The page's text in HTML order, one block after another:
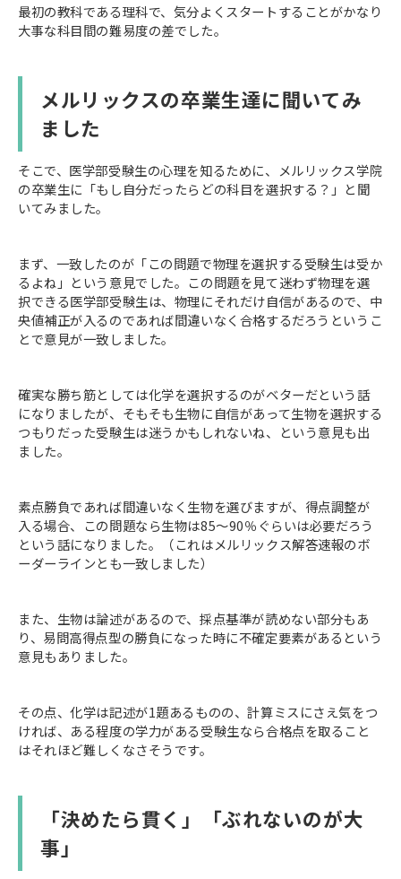
最初の教科である理科で、気分よくスタートすることがかなり
大事な科目間の難易度の差でした。
メルリックスの卒業生達に聞いてみ
ました
そこで、医学部受験生の心理を知るために、メルリックス学院
の卒業生に「もし自分だったらどの科目を選択する？」と聞
いてみました。
まず、一致したのが「この問題で物理を選択する受験生は受か
るよね」という意見でした。この問題を見て迷わず物理を選
択できる医学部受験生は、物理にそれだけ自信があるので、中
央値補正が入るのであれば間違いなく合格するだろうというこ
とで意見が一致しました。
確実な勝ち筋としては化学を選択するのがベターだという話
になりましたが、そもそも生物に自信があって生物を選択する
つもりだった受験生は迷うかもしれないね、という意見も出
ました。
素点勝負であれば間違いなく生物を選びますが、得点調整が
入る場合、この問題なら生物は85～90％ぐらいは必要だろう
という話になりました。（これはメルリックス解答速報のボ
ーダーラインとも一致しました）
また、生物は論述があるので、採点基準が読めない部分もあ
り、易問高得点型の勝負になった時に不確定要素があるという
意見もありました。
その点、化学は記述が1題あるものの、計算ミスにさえ気をつ
ければ、ある程度の学力がある受験生なら合格点を取ること
はそれほど難しくなさそうです。
「決めたら貫く」「ぶれないのが大
事」